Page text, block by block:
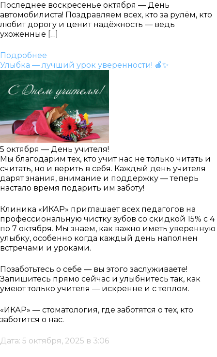
Последнее воскресенье октября — День
автомобилиста! Поздравляем всех, кто за рулём, кто
любит дорогу и ценит надёжность — ведь
ухоженные […]
Подробнее
Улыбка — лучший урок уверенности! 🍎✨
5 октября — День учителя!
Мы благодарим тех, кто учит нас не только читать и
считать, но и верить в себя. Каждый день учителя
дарят знания, внимание и поддержку — теперь
настало время подарить им заботу!
Клиника «ИКАР» приглашает всех педагогов на
профессиональную чистку зубов со скидкой 15% с 4
по 7 октября. Мы знаем, как важно иметь уверенную
улыбку, особенно когда каждый день наполнен
встречами и уроками.
Позаботьтесь о себе — вы этого заслуживаете!
Запишитесь прямо сейчас и улыбнитесь так, как
умеют только учителя — искренне и с теплом.
«ИКАР» — стоматология, где заботятся о тех, кто
заботится о нас.
Дата: 5 октября, 2025 в 3:06